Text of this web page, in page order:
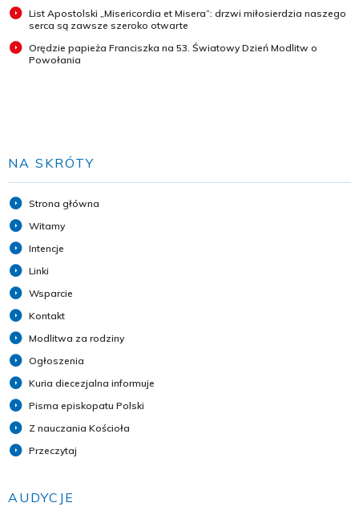
List Apostolski „Misericordia et Misera”: drzwi miłosierdzia naszego
serca są zawsze szeroko otwarte
Orędzie papieża Franciszka na 53. Światowy Dzień Modlitw o
Powołania
NA SKRÓTY
Strona główna
Witamy
Intencje
Linki
Wsparcie
Kontakt
Modlitwa za rodziny
Ogłoszenia
Kuria diecezjalna informuje
Pisma episkopatu Polski
Z nauczania Kościoła
Przeczytaj
AUDYCJE